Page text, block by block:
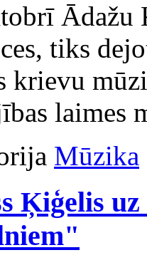
Ādažu
tiks
krievu
Mūzika
Ķiģelis